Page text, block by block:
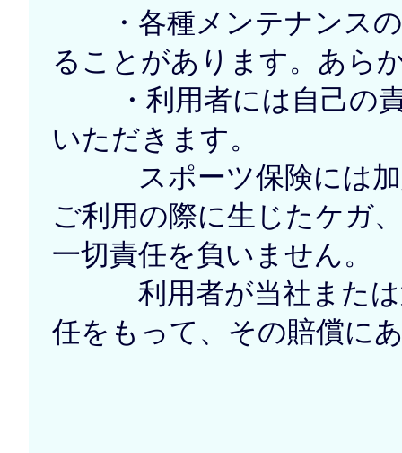
・各種メンテナンスの
ることがあります。あら
・利用者には自己の責
いただきます。
スポーツ保険には加
ご利用の際に生じたケガ
一切責任を負いません。
利用者が当社または
任をもって、その賠償に